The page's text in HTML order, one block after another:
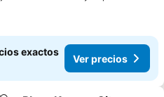
exactos
Ver precios